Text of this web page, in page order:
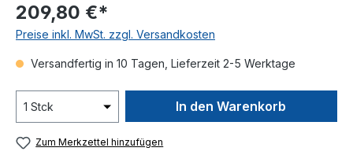
209,80 €*
Preise inkl. MwSt. zzgl. Versandkosten
Versandfertig in 10 Tagen, Lieferzeit 2-5 Werktage
In den Warenkorb
Zum Merkzettel hinzufügen